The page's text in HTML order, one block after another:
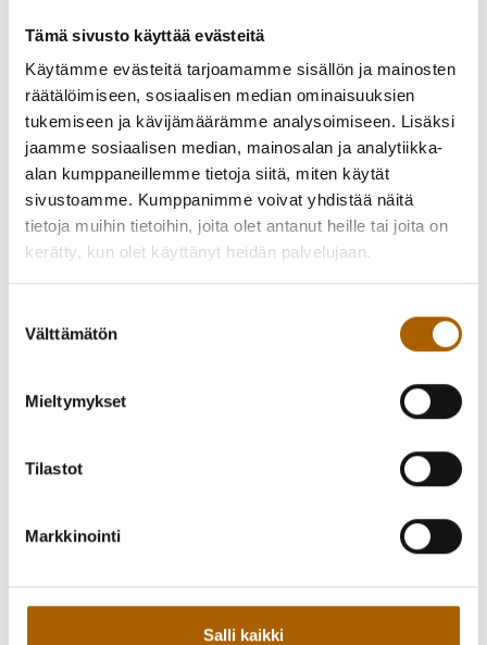
Tämä sivusto käyttää evästeitä
Käytämme evästeitä tarjoamamme sisällön ja mainosten
räätälöimiseen, sosiaalisen median ominaisuuksien
tukemiseen ja kävijämäärämme analysoimiseen. Lisäksi
jaamme sosiaalisen median, mainosalan ja analytiikka-
alan kumppaneillemme tietoja siitä, miten käytät
sivustoamme. Kumppanimme voivat yhdistää näitä
tietoja muihin tietoihin, joita olet antanut heille tai joita on
kerätty, kun olet käyttänyt heidän palvelujaan.
valinta
Välttämätön
Mieltymykset
Tilastot
Markkinointi
Salli kaikki
Ohjeistus vastaaville työnjohtajille sekä rakentajille:
https://www.tyrnava.fi/media/asuminen-ja-
ymparisto/rakentaminen/usein-kysytyt-
kysymykset/pientalojen-katselmukset.pdf
Jaa Facebookissa